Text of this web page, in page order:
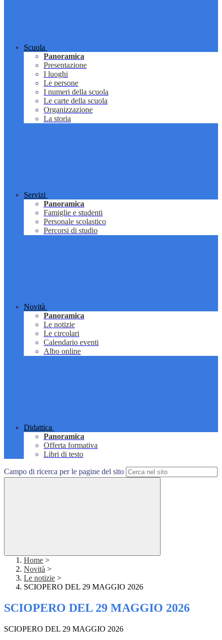
Scuola
Panoramica
Presentazione
I luoghi
Le persone
I numeri della scuola
Le carte della scuola
Organizzazione
La storia
Servizi
Panoramica
Famiglie e studenti
Personale scolastico
Percorsi di studio
Novità
Panoramica
Le notizie
Le circolari
Calendario eventi
Albo online
Didattica
Panoramica
Offerta formativa
Libri di testo
Campo di ricerca per le pagine del sito
Home >
Novità >
Le notizie >
SCIOPERO DEL 29 MAGGIO 2026
SCIOPERO DEL 29 MAGGIO 2026
SCIOPERO DEL 29 MAGGIO 2026